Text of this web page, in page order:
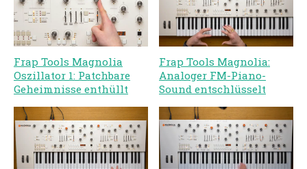
Frap Tools Magnolia
Oszillator 1: Patchbare
Geheimnisse enthüllt
Frap Tools Magnolia:
Analoger FM-Piano-
Sound entschlüsselt